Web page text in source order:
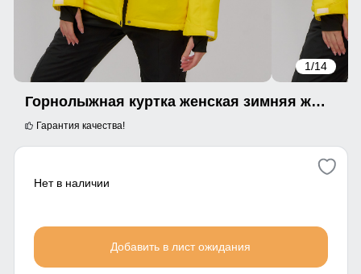
1/14
Горнолыжная куртка женская зимняя желтого цвета 7015_1J
Гарантия качества!
Нет в наличии
Добавить в лист ожидания